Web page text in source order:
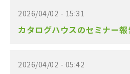
2026/04/02 - 15:31
カタログハウスのセミナー
2026/04/02 - 05:42